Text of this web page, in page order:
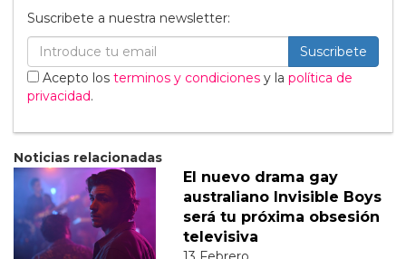
Suscribete a nuestra newsletter:
Suscribete
Acepto los terminos y condiciones y la política de
privacidad.
Noticias relacionadas
El nuevo drama gay
australiano Invisible Boys
será tu próxima obsesión
televisiva